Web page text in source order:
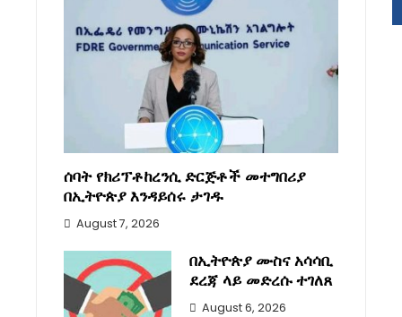
ሰባት የክሪፕቶከረንሲ ድርጅቶች መተግበሪያ
በኢትዮጵያ እንዳይሰሩ ታገዱ
August 7, 2026
በኢትዮጵያ ሙስና አሳሳቢ
ደረጃ ላይ መድረሱ ተገለጸ
August 6, 2026